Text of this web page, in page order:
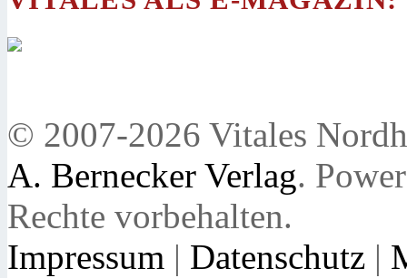
© 2007-2026 Vitales
A. Bernecker Verlag.
Rechte vorbehalten.
Impressum | Datenschutz |